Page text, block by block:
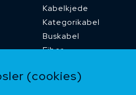
(cookies)
Kabelkjede
Kategorikabel
Buskabel
Fiber
Kombikabel (Hybrid)